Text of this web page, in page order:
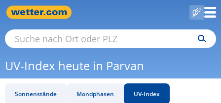
UV-Index heute in Parvan
Sonnenstände Mondphasen UV-Index